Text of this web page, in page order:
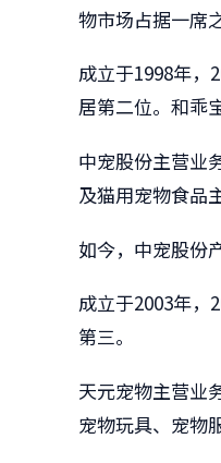
物市场占据一席
成立于1998年，
居第二位。和乖
中宠股份主营业
及猫用宠物食品
如今，中宠股份
成立于2003年，
第三。
天元宠物主营业
宠物玩具、宠物